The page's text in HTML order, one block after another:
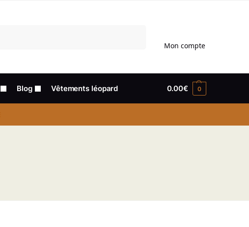
Mon compte
Blog Vêtements léopard 0.00€ 0